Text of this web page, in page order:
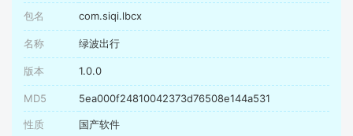
包名 com.siqi.lbcx
名称 绿波出行
版本 1.0.0
MD5 5ea000f24810042373d76508e144a531
性质 国产软件